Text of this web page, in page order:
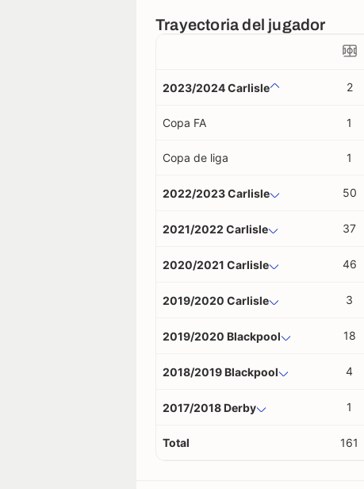
Trayectoria del jugador
2023/2024 Carlisle 2
Copa FA 1
Copa de liga 1
2022/2023 Carlisle 50
2021/2022 Carlisle 37
2020/2021 Carlisle 46
2019/2020 Carlisle 3
2019/2020 Blackpool 18
2018/2019 Blackpool 4
2017/2018 Derby 1
Total 161